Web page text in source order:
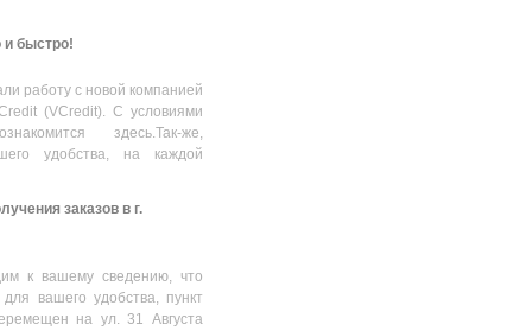
и быстро!
работу с новой компанией
(VCredit). С условиями
здесь.Так-же,
удобства, на каждой
заказов в г.
к вашему сведению, что
вашего удобства, пункт
на ул. 31 Августа